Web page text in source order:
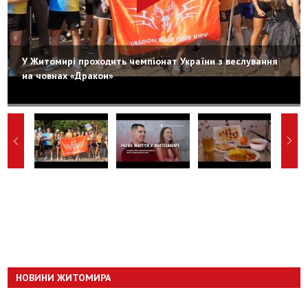
У Житомирі проходить чемпіонат України з веслування
на човнах «Дракон»
НОВИНИ ЖИТОМИРА